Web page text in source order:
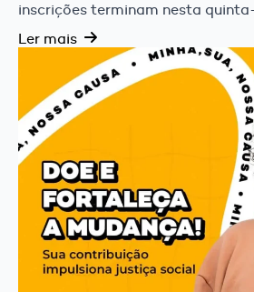
inscrições terminam nesta
Ler mais